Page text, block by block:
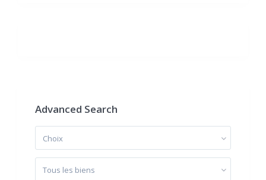
Advanced Search
Choix
Tous les biens